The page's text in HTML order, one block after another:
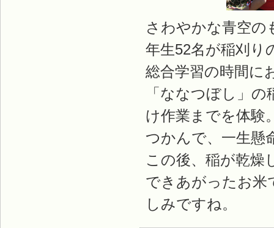
さわやかな青空の
年生52名が稲刈り
総合学習の時間に
「ななつぼし」
け作業までを体験
つかんで、一生懸
この後、稲が乾燥
できあがったお米
しみですね。